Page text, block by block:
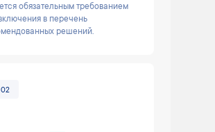
обязательным требованием
в перечень
решений.